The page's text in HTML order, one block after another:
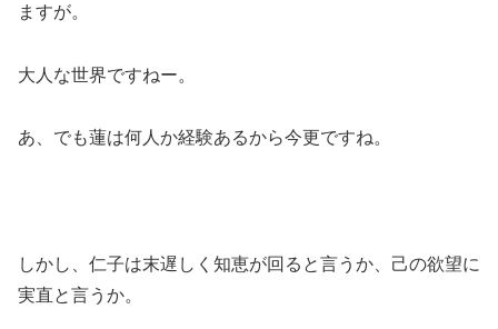
ますが。
大人な世界ですねー。
あ、でも蓮は何人か経験あるから今更ですね。
しかし、仁子は末遅しく知恵が回ると言うか、己の欲望に
実直と言うか。